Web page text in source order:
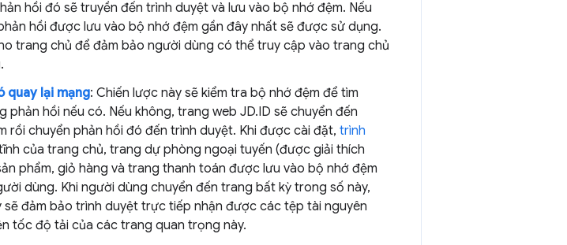
hồi đó sẽ truyền đến trình duyệt và lưu vào bộ nhớ đệm. Nếu
hồi được lưu vào bộ nhớ đệm gần đây nhất sẽ được sử dụng.
trang chủ để đảm bảo người dùng có thể truy cập vào trang chủ
quay lại mạng: Chiến lược này sẽ kiểm tra bộ nhớ đệm để tìm
hồi nếu có. Nếu không, trang web JD.ID sẽ chuyển đến
rồi chuyển phản hồi đó đến trình duyệt. Khi được cài đặt, trình
của trang chủ, trang dự phòng ngoại tuyến (được giải thích
phẩm, giỏ hàng và trang thanh toán được lưu vào bộ nhớ đệm
dùng. Khi người dùng chuyển đến trang bất kỳ trong số này,
đảm bảo trình duyệt trực tiếp nhận được các tệp tài nguyên
tốc độ tải của các trang quan trọng này.